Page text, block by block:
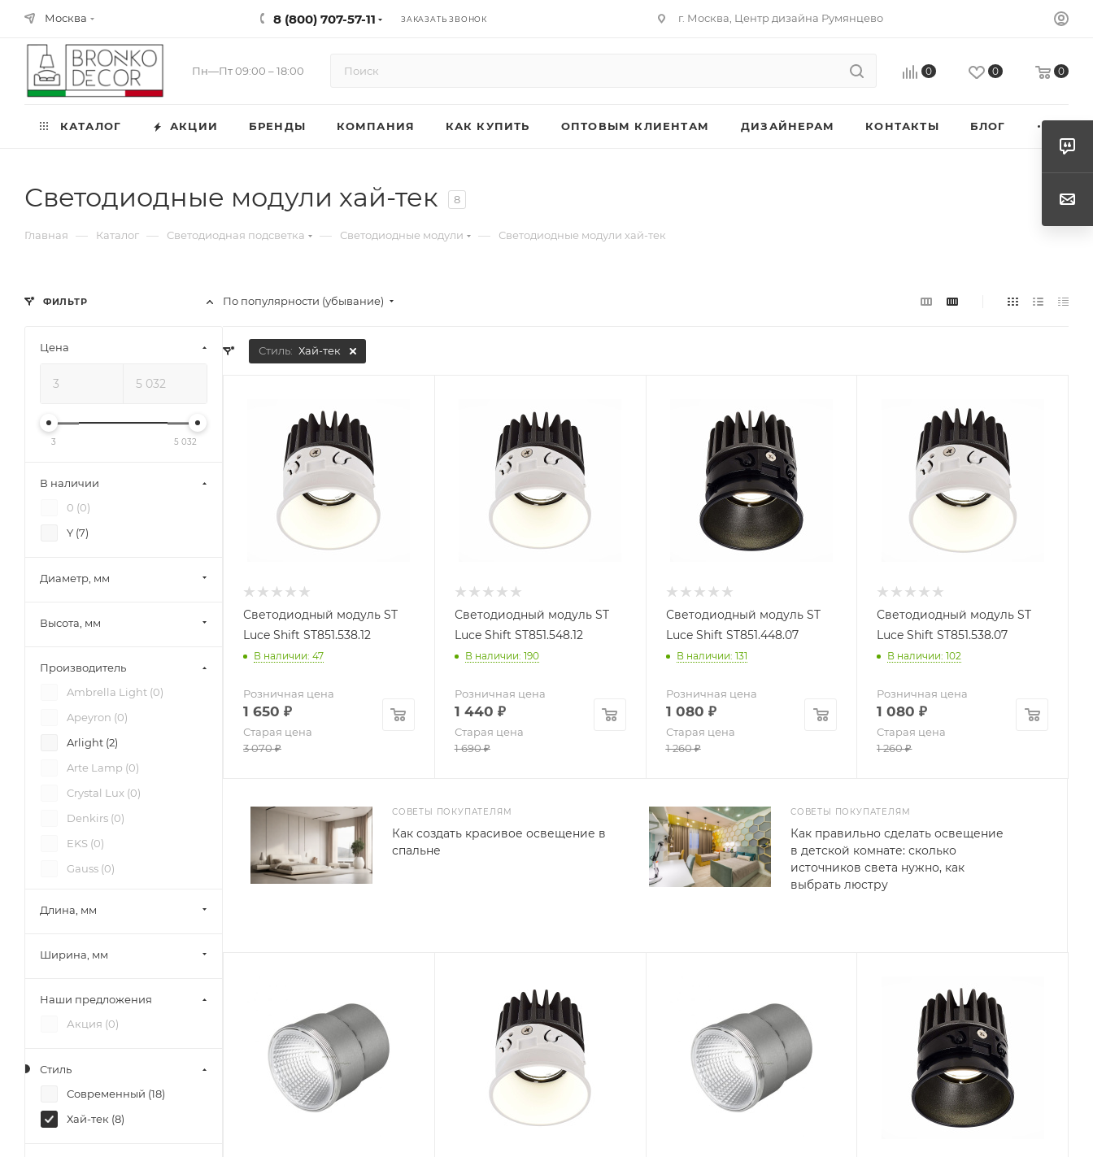
Москва 8 (800) 707-57-11 ЗАКАЗАТЬ ЗВОНОК г. Москва, Центр дизайна Румянцево
Пн—Пт 09:00 – 18:00 0 0 0
КАТАЛОГ АКЦИИ БРЕНДЫ КОМПАНИЯ КАК КУПИТЬ ОПТОВЫМ КЛИЕНТАМ ДИЗАЙНЕРАМ КОНТАКТЫ БЛОГ
Светодиодные модули хай-тек 8
Главная — Каталог — Светодиодная подсветка — Светодиодные модули — Светодиодные модули хай-тек
По популярности (убывание)
Стиль: Хай-тек
Светодиодный модуль ST
Luce Shift ST851.538.12
В наличии: 47
Розничная цена
1 650 ₽
Старая цена
3 070₽
Светодиодный модуль ST
Luce Shift ST851.548.12
В наличии: 190
Розничная цена
1 440 ₽
Старая цена
1 690₽
Светодиодный модуль ST
Luce Shift ST851.448.07
В наличии: 131
Розничная цена
1 080 ₽
Старая цена
1 260₽
Светодиодный модуль ST
Luce Shift ST851.538.07
В наличии: 102
Розничная цена
1 080 ₽
Старая цена
1 260₽
СОВЕТЫ ПОКУПАТЕЛЯМ
Как создать красивое освещение в
спальне
СОВЕТЫ ПОКУПАТЕЛЯМ
Как правильно сделать освещение
в детской комнате: сколько
источников света нужно, как
выбрать люстру
ФИЛЬТР
Цена
3 5 032
В наличии
0 (0)
Y (7)
Диаметр, мм
Высота, мм
Производитель
Ambrella Light (0)
Apeyron (0)
Arlight (2)
Arte Lamp (0)
Crystal Lux (0)
Denkirs (0)
EKS (0)
Gauss (0)
Italline (
Maytoni Outlet (
Paulmann (
ST Luce (6)
Volpe (0 )
Длина, мм
Ширина, мм
Наши предложения
Акция (0)
Стиль
Современный (18)
Хай-тек (8)